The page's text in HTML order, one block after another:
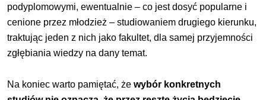
podyplomowymi, ewentualnie – co jest dosyć popular­ne i
cenione przez młodzież – studiowaniem drugiego kierunku,
traktując jeden z nich jako fakultet, dla samej przyjemności
zgłębiania wiedzy na dany temat.
Na koniec warto pamiętać, żewybór konkret­nych